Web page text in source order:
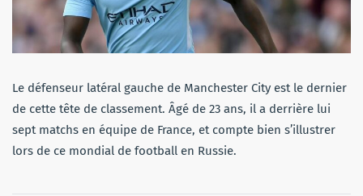
Le défenseur latéral gauche de Manchester City est le dernier
de cette tête de classement. Âgé de 23 ans, il a derrière lui
sept matchs en équipe de France, et compte bien s’illustrer
lors de ce mondial de football en Russie.